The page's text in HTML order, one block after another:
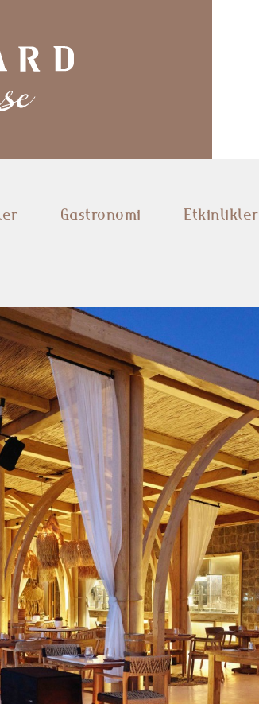
Gastronomi Etkinlikler